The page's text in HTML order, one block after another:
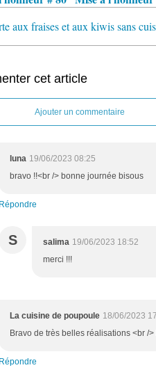
aux fraises et aux kiwis sans
cet article
Ajouter un commentaire
luna 19/06/2023 08:25
bravo !!<br /> bonne journée bisous
Répondre
S salima 19/06/2023 18:52
merci !!!
La cuisine de poupoule 18/06/2023
Bravo de très belles réalisations <br /
Répondre